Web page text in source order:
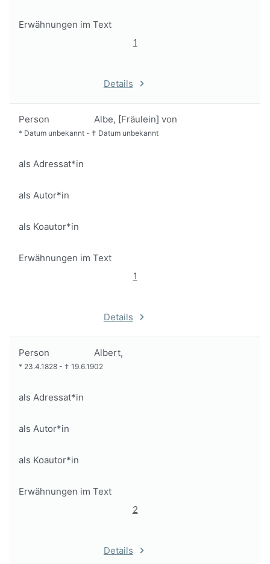
Erwähnungen im Text
1
Details
Person Albe, [Fräulein] von
* Datum unbekannt - † Datum unbekannt
als Adressat*in
als Autor*in
als Koautor*in
Erwähnungen im Text
1
Details
Person Albert,
* 23.4.1828 - † 19.6.1902
als Adressat*in
als Autor*in
als Koautor*in
Erwähnungen im Text
2
Details